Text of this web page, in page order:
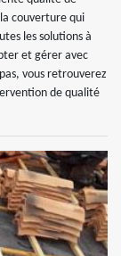
couverture qui
les solutions à
et gérer avec
vous retrouverez
de qualité